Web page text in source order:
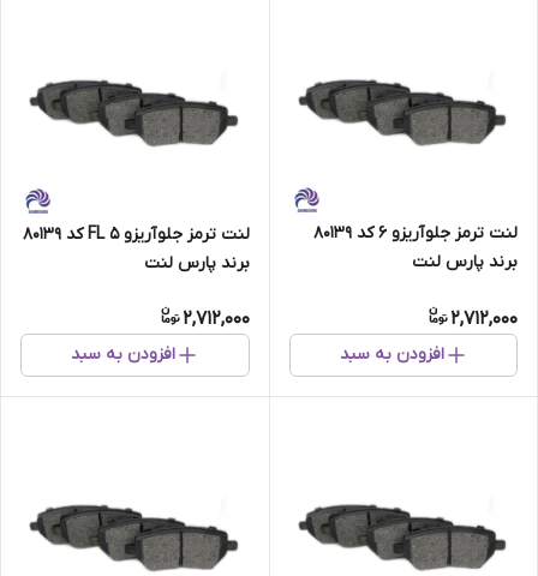
لنت ترمز جلو آریزو 6 کد 80139
برند پارس لنت
2,712,000
افزودن به سبد
لنت ترمز جلو آریزو FL 5 کد 80139
برند پارس لنت
2,712,000
افزودن به سبد